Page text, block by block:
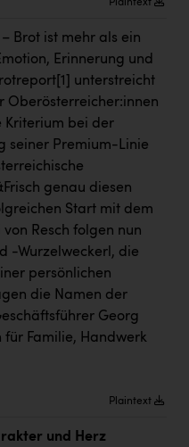
Plaintext
Brot ist mehr als ein
Erinnerung und
[1]
unterstreicht
Oberösterreicher:innen
Kriterium bei der
seiner Premium-Linie
genau diesen
Start mit dem
Resch folgen nun
-Wurzelweckerl, die
persönlichen
die Namen der
Georg
für Familie, Handwerk
Plaintext
und Herz